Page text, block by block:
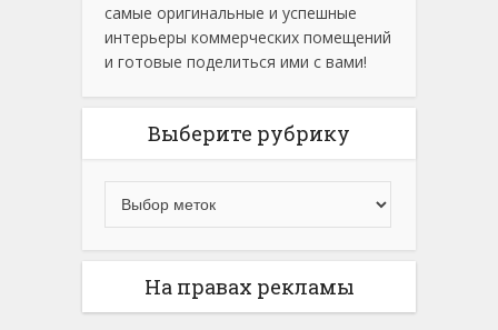
самые оригинальные и успешные
интерьеры коммерческих помещений
и готовые поделиться ими с вами!
Выберите рубрику
На правах рекламы